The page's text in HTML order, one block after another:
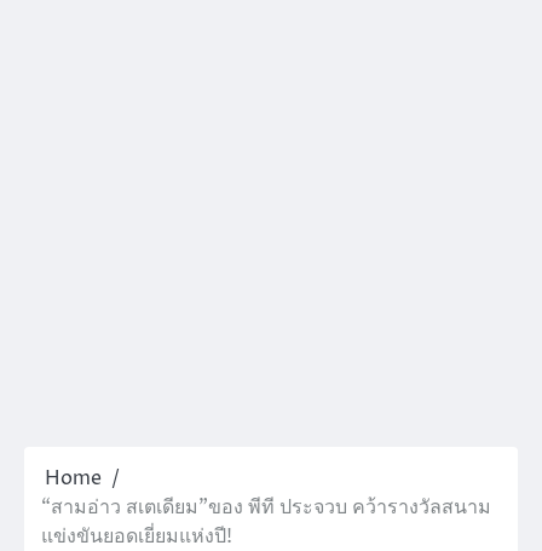
Home
“สามอ่าว สเตเดียม”ของ พีที ประจวบ คว้ารางวัลสนาม
แข่งขันยอดเยี่ยมแห่งปี!